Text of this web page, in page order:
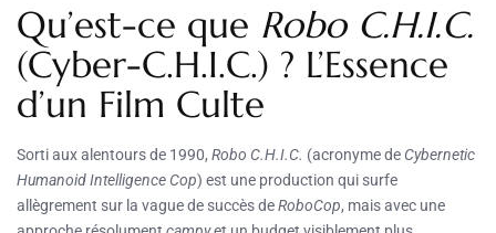
Qu’est-ce que Robo C.H.I.C.
(Cyber-C.H.I.C.) ? L’Essence
d’un Film Culte
Sorti aux alentours de 1990, Robo C.H.I.C. (acronyme de Cybernetic
Humanoid Intelligence Cop) est une production qui surfe
allègrement sur la vague de succès deRoboCop, mais avec une